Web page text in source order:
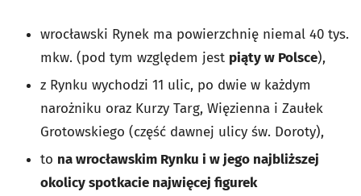
wrocławski Rynek ma powierzchnię niemal 40 tys.
mkw. (pod tym względem jest piąty w Polsce),
z Rynku wychodzi 11 ulic, po dwie w każdym
narożniku oraz Kurzy Targ, Więzienna i Zaułek
Grotowskiego (część dawnej ulicy św. Doroty),
to na wrocławskim Rynku i w jego najbliższej
okolicy spotkacie najwięcej figurek